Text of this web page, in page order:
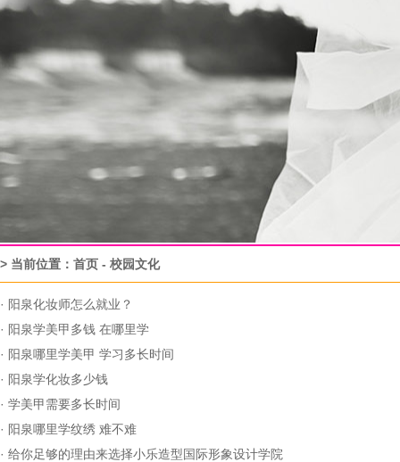
> 当前位置： 首页 - 校园文化
· 阳泉化妆师怎么就业？
· 阳泉学美甲多钱 在哪里学
· 阳泉哪里学美甲 学习多长时间
· 阳泉学化妆多少钱
· 学美甲需要多长时间
· 阳泉哪里学纹绣 难不难
· 给你足够的理由来选择小乐造型国际形象设计学院